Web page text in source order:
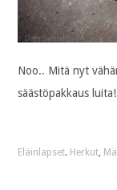
Noo.. Mitä nyt
säästöpakkaus
Eläinlapset. Herkut,